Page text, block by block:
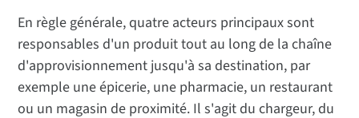
En règle générale, quatre acteurs principaux sont
responsables d'un produit tout au long de la chaîne
d'approvisionnement jusqu'à sa destination, par
exemple une épicerie, une pharmacie, un restaurant
ou un magasin de proximité. Il s'agit du chargeur, du